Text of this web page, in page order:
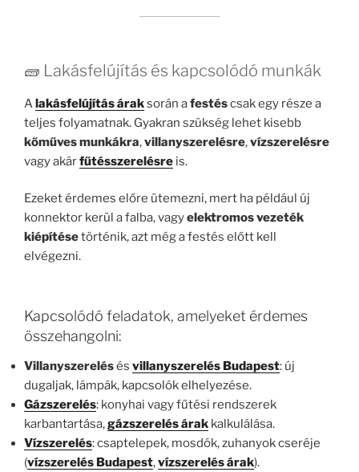
🧱 Lakásfelújítás és kapcsolódó munkák
Alakásfelújítás áraksorán afestéscsak egy része a
teljes folyamatnak. Gyakran szükség lehet kisebb
kőműves munkákra,villanyszerelésre,vízszerelésre
vagy akárfűtésszerelésre is.
Ezeket érdemes előre ütemezni, mert ha például új
konnektor kerül a falba, vagyelektromos vezeték
kiépítésetörténik, azt még a festés előtt kell
elvégezni.
Kapcsolódó feladatok, amelyeket érdemes
összehangolni:
Villanyszerelésés villanyszerelés Budapest: új
dugaljak, lámpák, kapcsolók elhelyezése.
Gázszerelés: konyhai vagy fűtési rendszerek
karbantartása,gázszerelés árak kalkulálása.
Vízszerelés: csaptelepek, mosdók, zuhanyok cseréje
(vízszerelés Budapest,vízszerelés árak).